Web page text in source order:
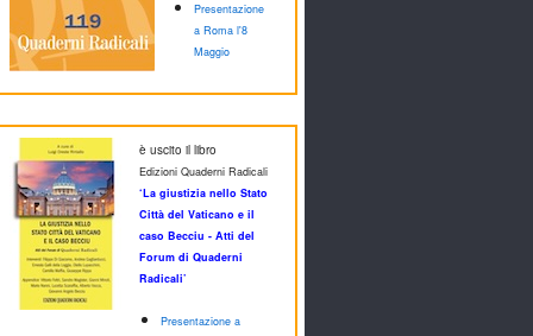
Presentazione
a Roma l'8
Maggio
è uscito il libro
Edizioni Quaderni Radicali
‘La giustizia nello Stato
Città del Vaticano e il
caso Becciu - Atti del
Forum di Quaderni
Radicali’
Presentazione a